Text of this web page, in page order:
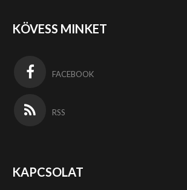
KÖVESS MINKET
FACEBOOK
RSS
KAPCSOLAT